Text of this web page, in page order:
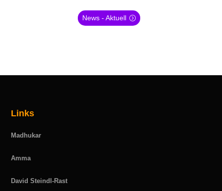
News - Aktuell
Links
Madhukar
Amma
David Steindl-Rast